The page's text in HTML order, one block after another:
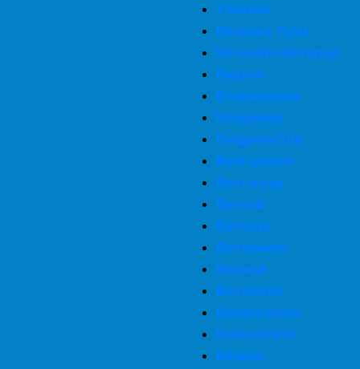
Узловая
Великие Луки
Великий Новгород
Видное
Владикавказ
Владимир
Владивосток
Волгодонск
Волгоград
Волхов
Вологда
Волокамск
Волжск
Волжский
Воскресенск
Всеволожск
Вязьма